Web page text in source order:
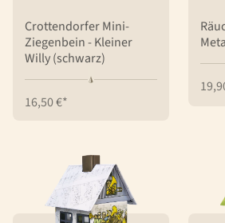
Crottendorfer Mini-
Ziegenbein - Kleiner
Willy (schwarz)
16,50 €*